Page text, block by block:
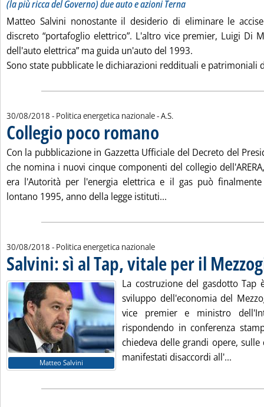
(la più ricca del Governo) due auto e azioni Terna
Matteo Salvini nonostante il desiderio di eliminare le
discreto “portafoglio elettrico”. L'altro vice premier, Luigi Di
dell'auto elettrica” ma guida un'auto del 1993.
Sono state pubblicate le dichiarazioni reddituali e patrimoniali
30/08/2018 - Politica energetica nazionale -di:
A.S.
Collegio poco romano
Con la pubblicazione in Gazzetta Ufficiale del Decreto del
che nomina i nuovi cinque componenti del collegio
era l'Autorità per l'energia elettrica e il gas può
lontano 1995, anno della legge istituti...
30/08/2018 - Politica energetica nazionale
Salvini: sì al Tap, vitale per il
Matteo Salvini
La costruzione del gasdotto Tap
sviluppo dell'economia del
vice premier e ministro
rispondendo in conferenza
chiedeva delle grandi opere,
manifestati disaccordi all'...